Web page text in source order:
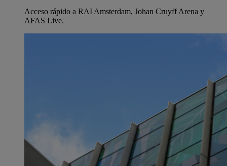
Acceso rápido a RAI Amsterdam, Johan Cruyff Arena y
AFAS Live.